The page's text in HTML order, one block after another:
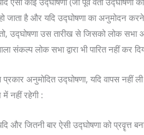
जाता है और यदि उद्घोषणा का अनुमोदन
उद्घोषणा उस तारीख से जिसको लोक सभा
संकल्प लोक सभा द्वारा भी पारित नहीं कर
अनुमोदित उद्घोषणा, यदि वापस
में नहीं रहेगी :
और जितनी बार ऐसी उद्घोषणा को प्रवॄत्त